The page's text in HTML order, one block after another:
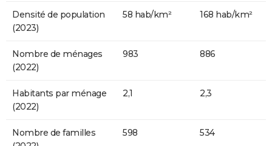
Densité de population
(2023)
58 hab/km² 168 hab/km²
Nombre de ménages
(2022)
983 886
Habitants par ménage
(2022)
2,1 2,3
Nombre de familles
598 534